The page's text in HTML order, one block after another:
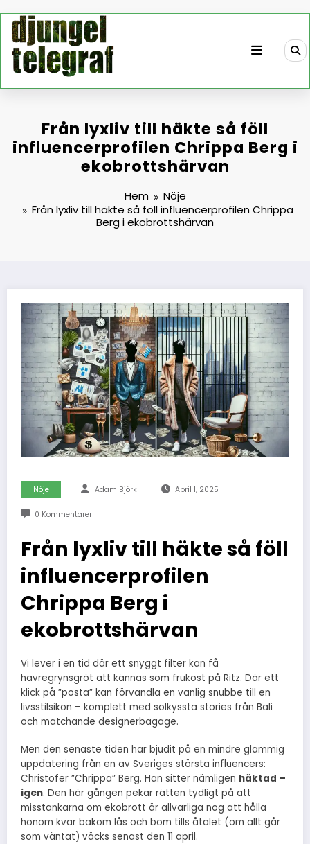
innehåll
Från lyxliv till häkte så föll
influencerprofilen Chrippa Berg i
ekobrottshärvan
Hem
Nöje
Från lyxliv till häkte så föll influencerprofilen Chrippa
Berg i ekobrottshärvan
Nöje Adam Björk April 1, 2025
0 Kommentarer
Från lyxliv till häkte så föll
influencerprofilen
Chrippa Berg i
ekobrottshärvan
Vi lever i en tid där ett snyggt filter kan få
havregrynsgröt att kännas som frukost på Ritz. Där ett
klick på ”posta” kan förvandla en vanlig snubbe till en
livsstilsikon – komplett med solkyssta stories från Bali
och matchande designerbagage.
Men den senaste tiden har bjudit på en mindre glammig
uppdatering från en av Sveriges största influencers:
Christofer ”Chrippa” Berg. Han sitter nämligen häktad –
igen. Den här gången pekar rätten tydligt på att
misstankarna om ekobrott är allvarliga nog att hålla
honom kvar bakom lås och bom tills åtalet (om allt går
som väntat) väcks senast den 11 april.